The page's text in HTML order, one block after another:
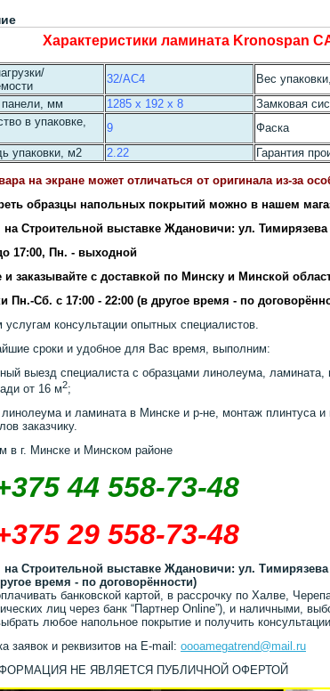
Характеристики ламината Kronospan
32/AC4 Вес
мм
1285 x 192 x 8 Замковая
в упаковке,
9 Фаска
упаковки, м2
2.22 Гарантия
на экране может отличаться от оригинала из-за
образцы напольных покрытий можно в нашем
на Строительной выставке Ждановичи: ул. Тимирязева
17:00, Пн. - выходной
и заказывайте с доставкой по Минску и Минской
Пн.-Сб. с 17:00 - 22:00 (в другое время - по
консультации опытных специалистов.
сроки и удобное для Вас время, выполним:
выезд специалиста с образцами линолеума,
от 16 м2;
и ламината в Минске и р-не, монтаж плинтуса
заказчику.
в г. Минске и Минском районе
44 558-73-48
29 558-73-48
на Строительной выставке Ждановичи: ул.
время - по договорённости)
банковской картой, в рассрочку по Халве,
лиц через банк “Партнер Online”), и наличными,
любое напольное покрытие и получить
заявок и реквизитов на E-mail: oooamegatrend@mail.ru
НЕ ЯВЛЯЕТСЯ ПУБЛИЧНОЙ ОФЕРТОЙ